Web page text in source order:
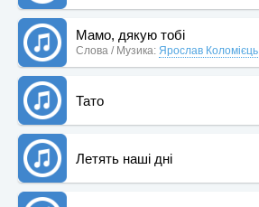
Мамо, дякую тобі
Слова / Музика: Ярослав Коломієць
Тато
Летять наші дні